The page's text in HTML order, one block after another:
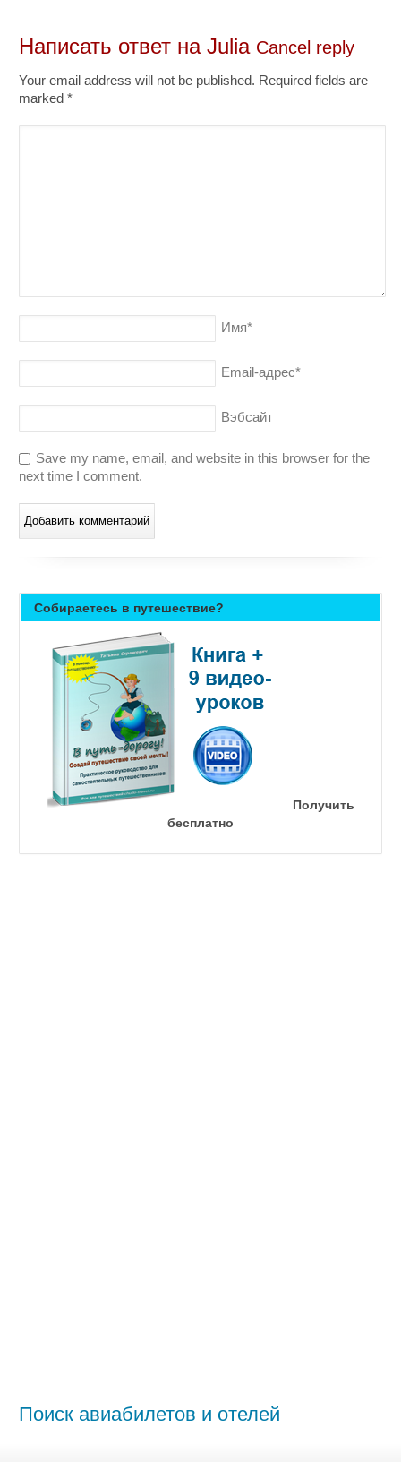
Написать ответ наJulia Cancel reply
Your email address will not be published. Required fields are
marked*
Имя*
Email-адрес*
Вэбсайт
Save my name, email, and website in this browser for the
next time I comment.
Собираетесь в путешествие?
Получить
бесплатно
Поиск авиабилетов и отелей